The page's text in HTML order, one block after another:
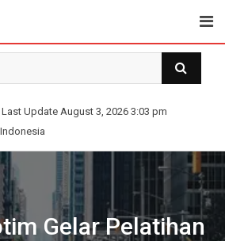
Last Update August 3, 2026 3:03 pm
Gelar Pelatihan